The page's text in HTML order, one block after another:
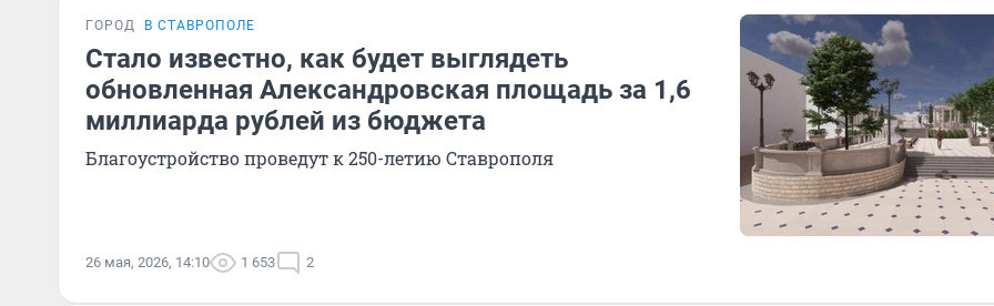
ГОРОД В СТАВРОПОЛЕ
Стало известно, как будет выглядеть
обновленная Александровская площадь за 1,6
миллиарда рублей из бюджета
Благоустройство проведут к 250-летию Ставрополя
26 мая, 2026, 14:10 1 653 2